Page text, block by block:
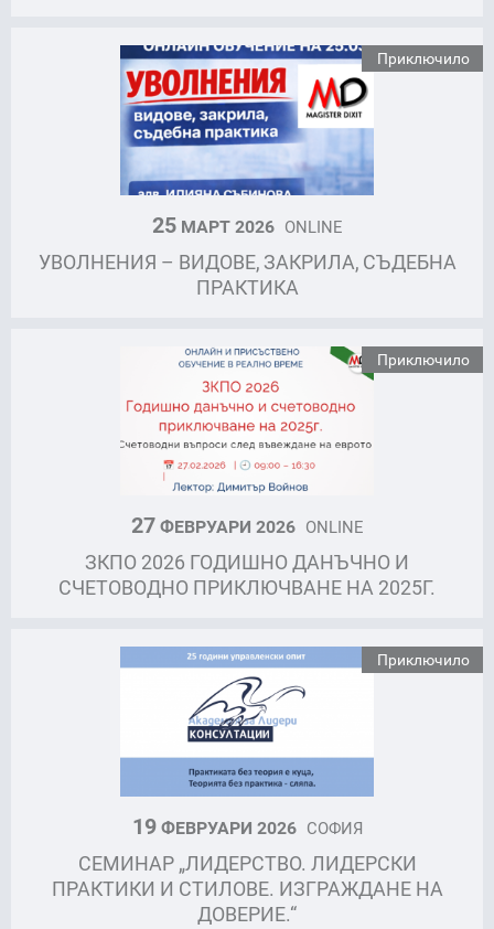
Приключило
25 МАРТ 2026 ONLINE
УВОЛНЕНИЯ – ВИДОВЕ, ЗАКРИЛА, СЪДЕБНА
ПРАКТИКА
Приключило
27ФЕВРУАРИ 2026 ONLINE
ЗКПО 2026 ГОДИШНО ДАНЪЧНО И
СЧЕТОВОДНО ПРИКЛЮЧВАНЕ НА 2025Г.
Приключило
19ФЕВРУАРИ 2026 СОФИЯ
СЕМИНАР „ЛИДЕРСТВО. ЛИДЕРСКИ
ПРАКТИКИ И СТИЛОВЕ. ИЗГРАЖДАНЕ НА
ДОВЕРИЕ.“